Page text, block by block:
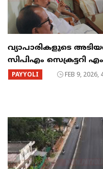
വ്യാപാരികളുടെ
സിപിഎം സെക്രട്ടറി
PAYYOLI FEB 9, 2026,